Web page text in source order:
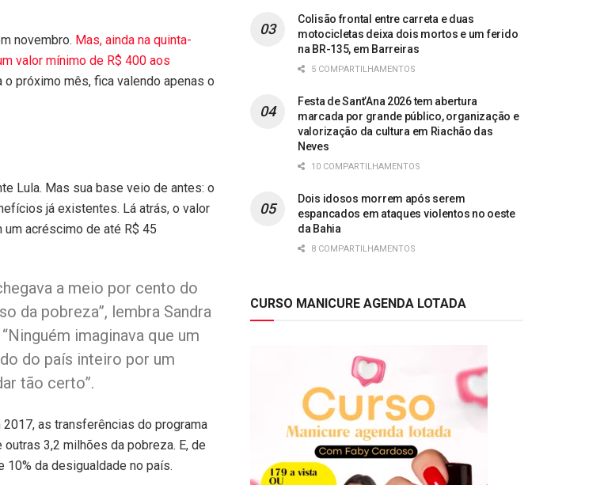
novembro. Mas, ainda na quinta-
valor mínimo de R$ 400 aos
próximo mês, fica valendo apenas o
Lula. Mas sua base veio de antes: o
já existentes. Lá atrás, o valor
acréscimo de até R$ 45
a meio por cento do
da pobreza”, lembra Sandra
imaginava que um
do país inteiro por um
tão certo”.
as transferências do programa
3,2 milhões da pobreza. E, de
10% da desigualdade no país.
Colisão frontal entre carreta e duas
motocicletas deixa dois mortos e um ferido
na BR-135, em Barreiras
5 COMPARTILHAMENTOS
Festa de Sant’Ana 2026 tem abertura
marcada por grande público, organização e
valorização da cultura em Riachão das
Neves
10 COMPARTILHAMENTOS
Dois idosos morrem após serem
espancados em ataques violentos no oeste
da Bahia
8 COMPARTILHAMENTOS
CURSO MANICURE AGENDA LOTADA